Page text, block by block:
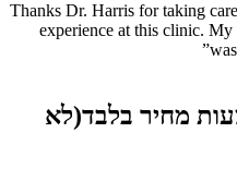
Thanks Dr. Harris for taking
experience at this clinic.
מחיר בלבד(לא